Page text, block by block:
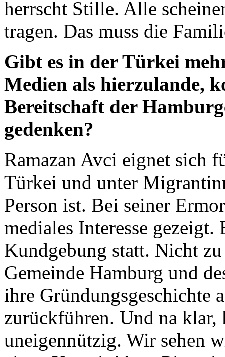
herrscht Stille. Alle
tragen. Das muss die
Gibt es in der Türkei
Medien als hierzulande,
Bereitschaft der
gedenken?
Ramazan Avci eignet sich
Türkei und unter
Person ist. Bei seiner
mediales Interesse
Kundgebung statt. Nicht
Gemeinde Hamburg und
ihre Gründungsgeschichte
zurückführen. Und na
uneigennützig. Wir sehen